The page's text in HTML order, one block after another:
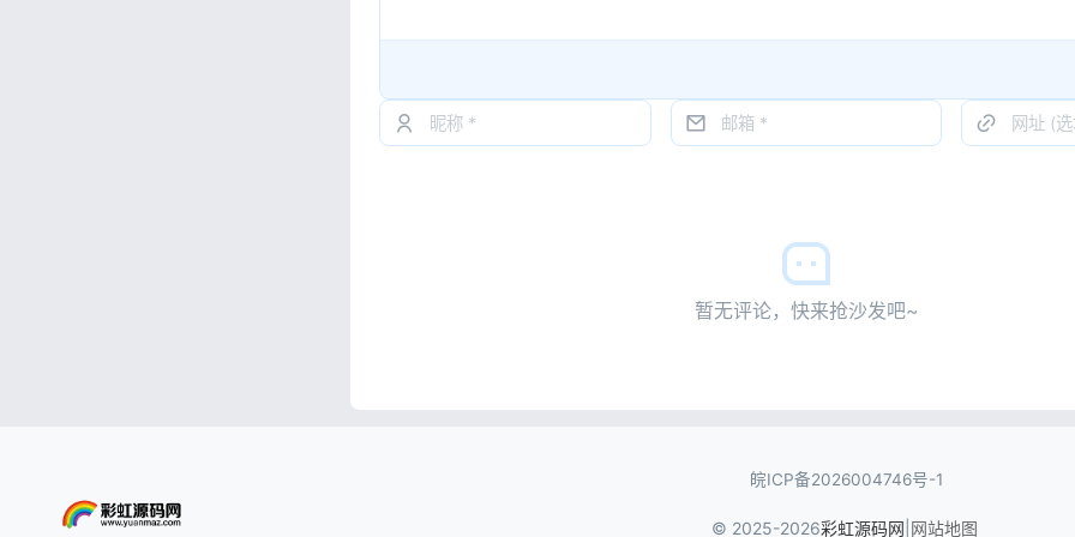
暂无评论，快来抢沙发吧~
皖ICP备2026004746号-1
© 2025-2026彩虹源码网 网站地图